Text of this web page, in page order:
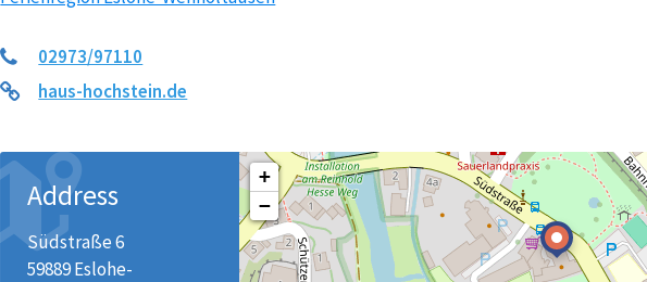
02973/97110
haus-hochstein.de
Address
Südstraße 6
59889 Eslohe-
+
−